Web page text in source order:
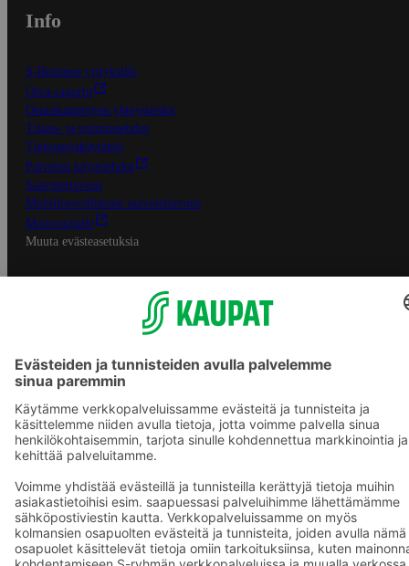
Info
S-Business yrityksille
Oiva-raportit
Osuuskauppojen yhteystiedot
Tilaus- ja toimitusehdot
Tietosuojakäytäntö
Palvelun käyttöehdot
Saavutettavuus
Mobiilisovelluksen saavutettavuus
Mainostajalle
Muuta evästeasetuksia
S-ryhmän palvelut
S-ryhmä
Asiakasomistajuus
Yhteishyvä Ruoka -sovellus
S-ostoslista -sovellus
Prisma.fi
Sokos.fi
S-Pankki
Yhteishyvä
Sokos Hotels
Raflaamo